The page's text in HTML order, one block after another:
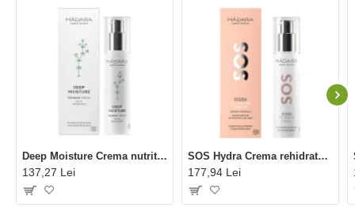
Deep Moisture Crema nutritiva pentru ten uscat (50 ml), Madara
137,27 Lei
SOS Hydra Crema rehidratanta (50 ml), Madara
177,94 Lei